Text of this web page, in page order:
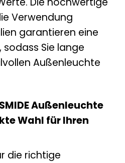
Verwendung
garantieren eine
Sie lange
Außenleuchte
Außenleuchte
Wahl für Ihren
die richtige